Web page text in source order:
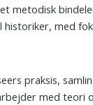
metodisk
med
praksis,
med teori